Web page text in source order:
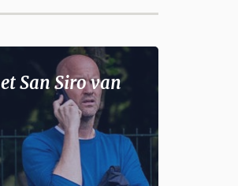
San Siro van